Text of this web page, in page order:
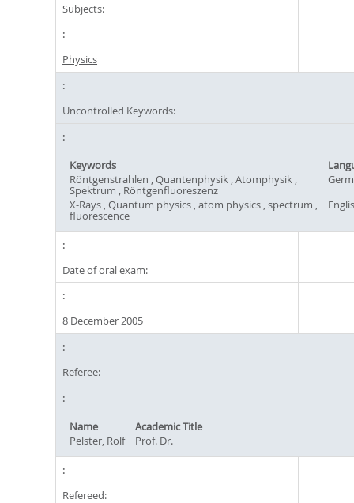
Subjects:
Physics
Uncontrolled Keywords:
Keywords
Röntgenstrahlen , Quantenphysik , Atomphysik ,
Spektrum , Röntgenfluoreszenz
X-Rays , Quantum physics , atom physics , spectrum ,
fluorescence
Date of oral exam:
8 December 2005
Referee:
Name
Academic Title
Pelster, Rolf
Prof. Dr.
Refereed: